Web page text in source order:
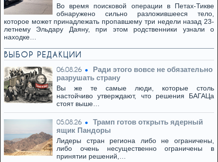
Во время поисковой операции в Петах-Тикве
обнаружено сильно разложившееся тело,
которое может принадлежать пропавшему три недели назад 23-
летнему Эльдару Даяну, при этом родственники узнали о
находке…
ВЫБОР РЕДАКЦИИ
06.08.26
Ради этого вовсе не обязательно
разрушать страну
Вы же те самые люди, которые столь
настойчиво утверждают, что решения БАГАЦа
стоят выше…
05.08.26
Трамп готов открыть ядерный
ящик Пандоры
Лидеры стран региона либо не ограничены,
либо очень несущественно ограничены в
принятии решений,…